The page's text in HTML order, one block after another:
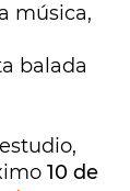
música,
balada
10 de